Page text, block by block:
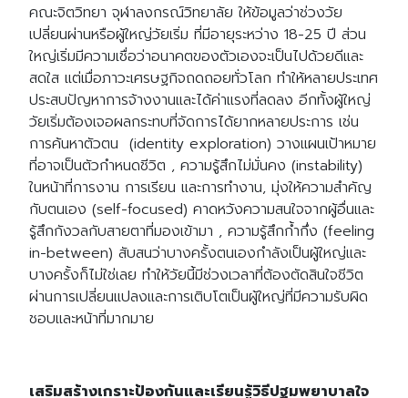
คณะจิตวิทยา จุฬาลงกรณ์วิทยาลัย ให้ข้อมูลว่าช่วงวัย
เปลี่ยนผ่านหรือผู้ใหญ่วัยเริ่ม ที่มีอายุระหว่าง 18-25 ปี ส่วน
ใหญ่เริ่มมีความเชื่อว่าอนาคตของตัวเองจะเป็นไปด้วยดีและ
สดใส แต่เมื่อภาวะเศรษฐกิจถดถอยทั่วโลก ทำให้หลายประเทศ
ประสบปัญหาการจ้างงานและได้ค่าแรงที่ลดลง อีกทั้งผู้ใหญ่
วัยเริ่มต้องเจอผลกระทบที่จัดการได้ยากหลายประการ เช่น
การค้นหาตัวตน (identity exploration) วางแผนเป้าหมาย
ที่อาจเป็นตัวกำหนดชีวิต , ความรู้สึกไม่มั่นคง (instability)
ในหน้าที่การงาน การเรียน และการทำงาน, มุ่งให้ความสำคัญ
กับตนเอง (self-focused) คาดหวังความสนใจจากผู้อื่นและ
รู้สึกกังวลกับสายตาที่มองเข้ามา , ความรู้สึกก้ำกึ่ง (feeling
in-between) สับสนว่าบางครั้งตนเองกำลังเป็นผู้ใหญ่และ
บางครั้งก็ไม่ใช่เลย ทำให้วัยนี้มีช่วงเวลาที่ต้องตัดสินใจชีวิต
ผ่านการเปลี่ยนแปลงและการเติบโตเป็นผู้ใหญ่ที่มีความรับผิด
ชอบและหน้าที่มากมาย
เสริมสร้างเกราะป้องกันและเรียนรู้วิธีปฐมพยาบาลใจ